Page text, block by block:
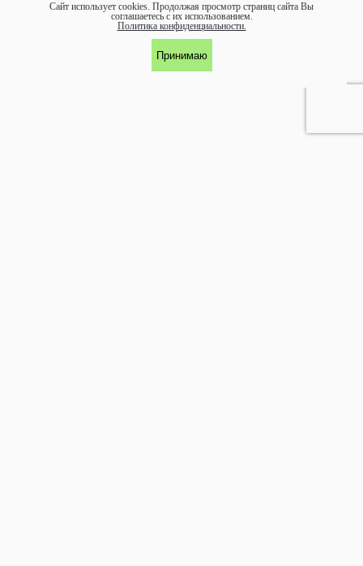
Сайт использует cookies. Продолжая просмотр страниц сайта Вы
соглашаетесь с их использованием.
Политика конфиденциальности.
Принимаю